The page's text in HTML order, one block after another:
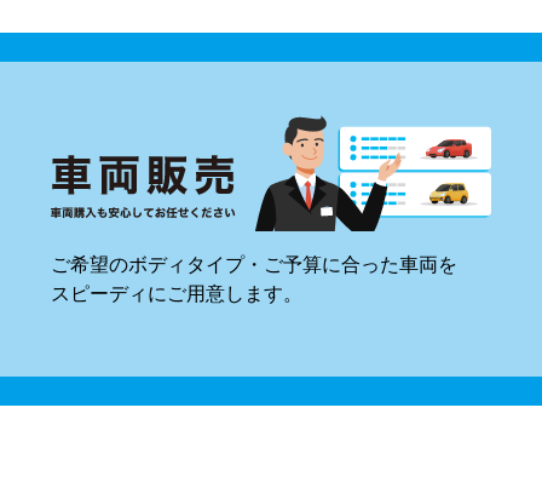
ご希望のボディタイプ・ご予算に合った車両を
スピーディにご用意します。